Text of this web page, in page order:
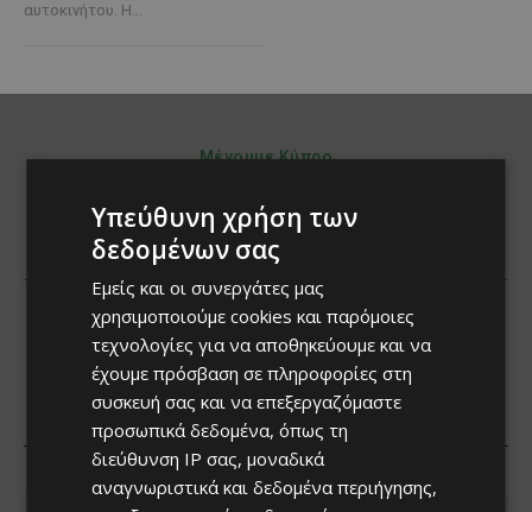
αυτοκινήτου. Η...
Υπεύθυνη χρήση των
δεδομένων σας
Εμείς και οι συνεργάτες μας
χρησιμοποιούμε cookies και παρόμοιες
τεχνολογίες για να αποθηκεύουμε και να
έχουμε πρόσβαση σε πληροφορίες στη
συσκευή σας και να επεξεργαζόμαστε
προσωπικά δεδομένα, όπως τη
διεύθυνση IP σας, μοναδικά
αναγνωριστικά και δεδομένα περιήγησης,